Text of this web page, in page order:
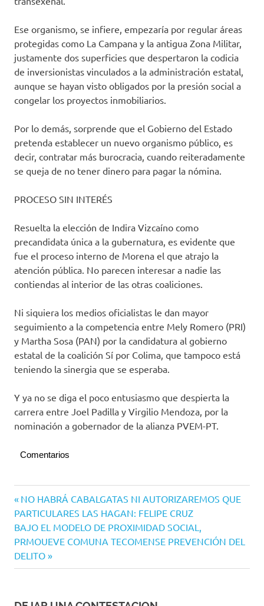
Ese organismo, se infiere, empezaría por regular áreas
protegidas como La Campana y la antigua Zona Militar,
justamente dos superficies que despertaron la codicia
de inversionistas vinculados a la administración estatal,
aunque se hayan visto obligados por la presión social a
congelar los proyectos inmobiliarios.
Por lo demás, sorprende que el Gobierno del Estado
pretenda establecer un nuevo organismo público, es
decir, contratar más burocracia, cuando reiteradamente
se queja de no tener dinero para pagar la nómina.
PROCESO SIN INTERÉS
Resuelta la elección de Indira Vizcaíno como
precandidata única a la gubernatura, es evidente que
fue el proceso interno de Morena el que atrajo la
atención pública. No parecen interesar a nadie las
contiendas al interior de las otras coaliciones.
Ni siquiera los medios oficialistas le dan mayor
seguimiento a la competencia entre Mely Romero (PRI)
y Martha Sosa (PAN) por la candidatura al gobierno
estatal de la coalición Sí por Colima, que tampoco está
teniendo la sinergia que se esperaba.
Y ya no se diga el poco entusiasmo que despierta la
carrera entre Joel Padilla y Virgilio Mendoza, por la
nominación a gobernador de la alianza PVEM-PT.
Comentarios
Cuatro
}
Navegación
de
entradas
Entrada
anterior:
NO HABRÁ CABALGATAS NI AUTORIZAREMOS QUE
PARTICULARES LAS HAGAN: FELIPE CRUZ
Siguiente
entrada:
BAJO EL MODELO DE PROXIMIDAD SOCIAL,
PRMOUEVE COMUNA TECOMENSE PREVENCIÓN DEL
DELITO